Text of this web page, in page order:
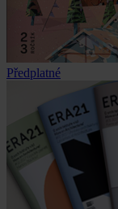
Předplatné